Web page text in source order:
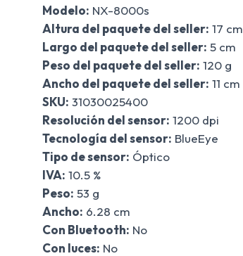
Modelo: NX-8000s
Altura del paquete del seller: 17 cm
Largo del paquete del seller: 5 cm
Peso del paquete del seller: 120 g
Ancho del paquete del seller: 11 cm
SKU: 31030025400
Resolución del sensor: 1200 dpi
Tecnología del sensor: BlueEye
Tipo de sensor: Óptico
IVA: 10.5 %
Peso: 53 g
Ancho: 6.28 cm
Con Bluetooth: No
Con luces: No